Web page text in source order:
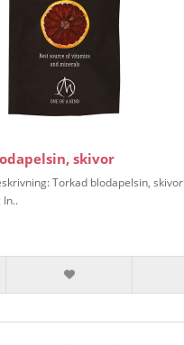
skivor
Torkad blodapelsin, skivor
In..